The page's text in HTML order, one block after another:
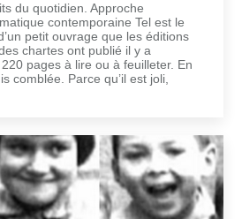
du quotidien. Approche
contemporaine Tel est le
petit ouvrage que les éditions
chartes ont publié il y a
pages à lire ou à feuilleter. En
comblée. Parce qu’il est joli,